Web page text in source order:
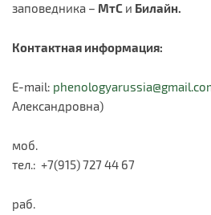
заповедника – МтС и Билайн.
Контактная информация:
E-mail:
Александровна)
моб.
тел.: +7(915) 727 44 67
раб.